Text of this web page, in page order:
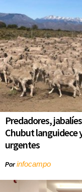
Predadores,
Chubut languidece
urgentes
Porinfocampo